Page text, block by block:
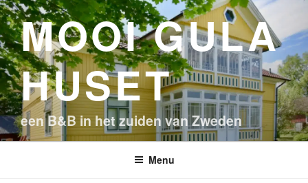
Ga
naar
de
inhoudMOOI GULA
HUSET
een B&B in het zuiden van Zweden
Menu